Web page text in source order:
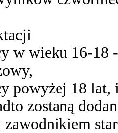
w wieku 16-18
powyżej 18 lat,
zostaną